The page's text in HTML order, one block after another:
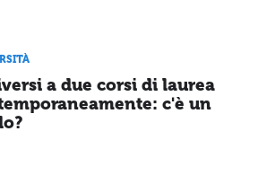
a due corsi di laurea
c'è un